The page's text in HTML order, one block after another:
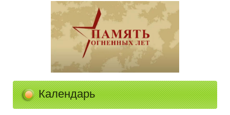
Календарь